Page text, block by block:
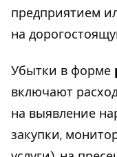
предприятием
на
Убытки в форме
включают
на выявление
закупки,